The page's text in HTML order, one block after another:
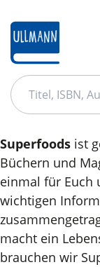
Hauptinhalt
springen
reise
Thilo
Bahamas
Superfoods ist
Büchern und
einmal für Euch
wichtigen
macht ein
brauchen wir